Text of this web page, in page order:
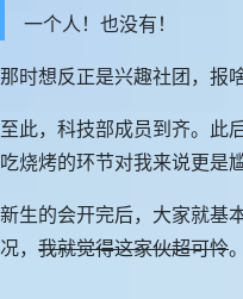
一个人！也没有！
那时想反正是兴趣社团，报
至此，科技部成员到齐。此
吃烧烤的环节对我来说更是尴
新生的会开完后，大家就基
况， 我就觉得这家伙超可怜